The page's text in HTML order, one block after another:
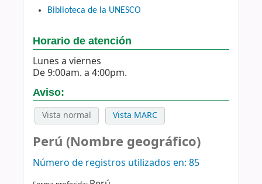
Biblioteca de la UNESCO
Horario de atención
Lunes a viernes
De 9:00am. a 4:00pm.
Aviso:
Vista normal Vista MARC
Perú (Nombre geográfico)
Número de registros utilizados en: 85